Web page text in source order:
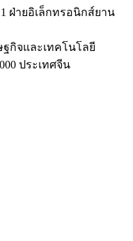
ฝ่ายอิเล็กทรอนิกส์ยาน
ฐกิจและเทคโนโลยี
ประเทศจีน